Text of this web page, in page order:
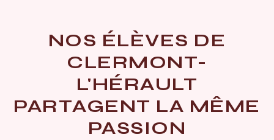
NOS ÉLÈVES DE
CLERMONT-
L'HÉRAULT
PARTAGENT LA MÊME
PASSION